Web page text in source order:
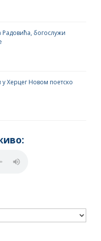
богослужи
Херцег Новом поетско